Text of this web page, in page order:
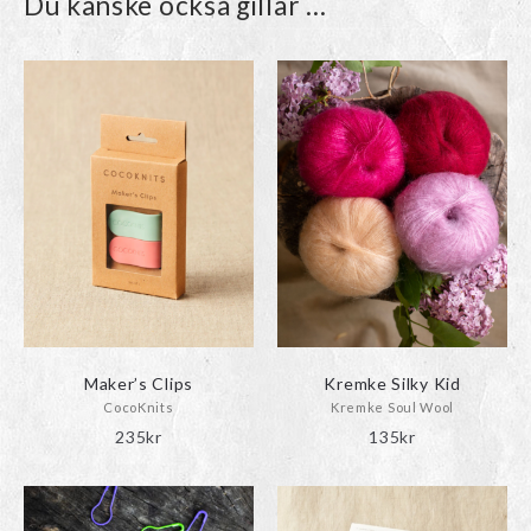
Maker’s Clips
CocoKnits
235kr
Den
har
flera
varianter.
De
olika
alternativen
kan
väljas
på
Kremke Silky Kid
Kremke Soul Wool
135kr
Den
här
Den